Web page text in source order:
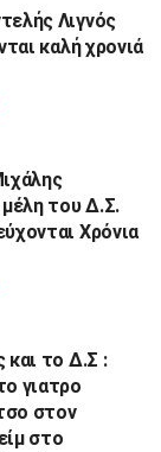
Λιγνός
καλή χρονιά
μέλη του Δ.Σ.
Χρόνια
και το Δ.Σ :
γιατρο
στον
στο